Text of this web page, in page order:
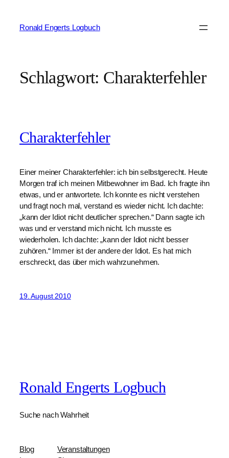
springenRonald Engerts Logbuch
Schlagwort: Charakterfehler
Charakterfehler
Einer meiner Charakterfehler: ich bin selbstgerecht. Heute
Morgen traf ich meinen Mitbewohner im Bad. Ich fragte ihn
etwas, und er antwortete. Ich konnte es nicht verstehen
und fragt noch mal, verstand es wieder nicht. Ich dachte:
„kann der Idiot nicht deutlicher sprechen.“ Dann sagte ich
was und er verstand mich nicht. Ich musste es
wiederholen. Ich dachte: „kann der Idiot nicht besser
zuhören.“ Immer ist der andere der Idiot. Es hat mich
erschreckt, das über mich wahrzunehmen.
19. August 2010
Ronald Engerts Logbuch
Suche nach Wahrheit
Blog
Veranstaltungen